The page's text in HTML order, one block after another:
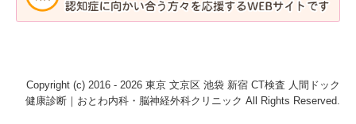
Copyright (c) 2016 - 2026 東京 文京区 池袋 新宿 CT検査 人間ドック
健康診断｜おとわ内科・脳神経外科クリニック All Rights Reserved.